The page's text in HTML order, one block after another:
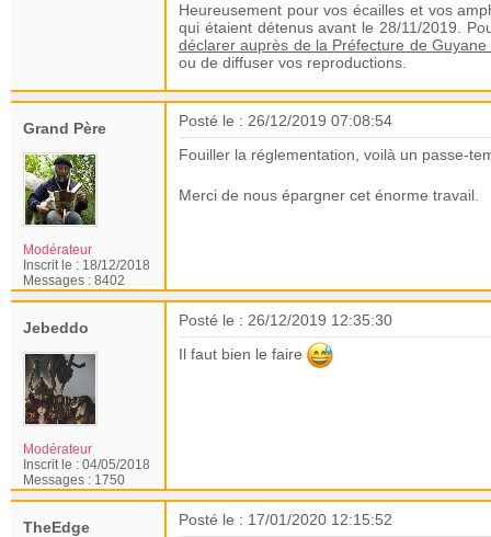
Heureusement pour vos écailles et vos
qui étaient détenus avant le 28/11/2019.
déclarer auprès de la Préfecture de
ou de diffuser vos reproductions.
Grand Père
Modérateur
Inscrit le : 18/12/2018
Messages : 8402
Posté le : 26/12/2019 07:08:54
Fouiller la réglementation, voilà un passe-
Merci de nous épargner cet énorme travail.
Jebeddo
Modérateur
Inscrit le : 04/05/2018
Messages : 1750
Posté le : 26/12/2019 12:35:30
Il faut bien le faire
TheEdge
Posté le : 17/01/2020 12:15:52